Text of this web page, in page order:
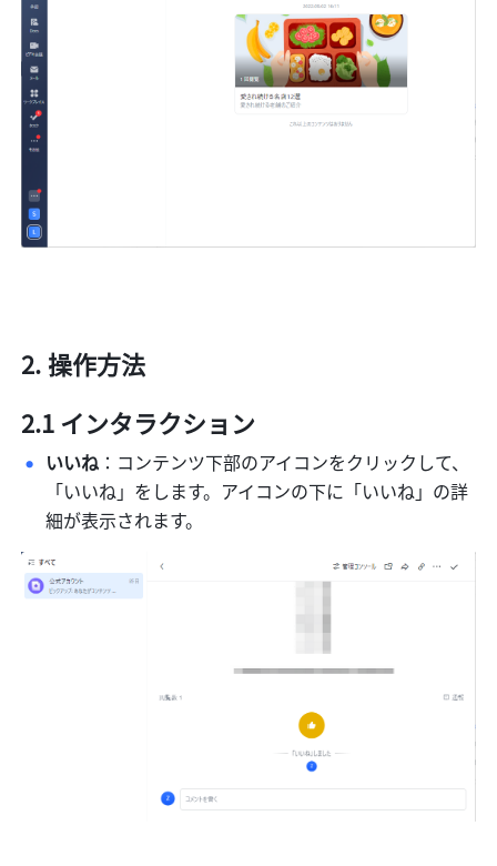
操作方法
2.1 インタラクション
いいね ：コンテンツ下部のアイコンをクリックして、
「いいね」をします。アイコンの下に「いいね」の詳
細が表示されます。